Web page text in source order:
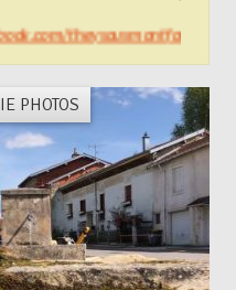
theysousmontfort/
PHOTOS